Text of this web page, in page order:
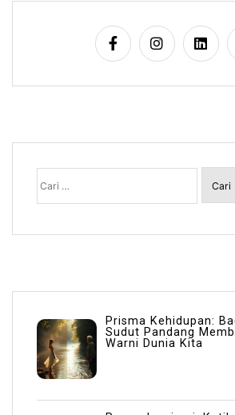
Cari
untuk:
Prisma Kehidupan:
Sudut Pandang
Warni Dunia Kita